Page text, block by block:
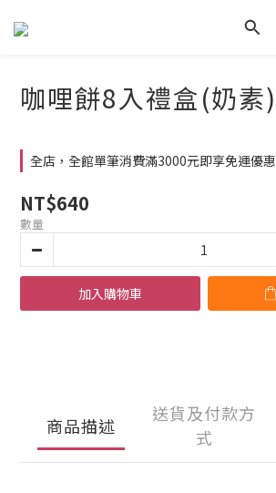
咖哩餅8入禮盒(奶素)
全店，全館單筆消費滿3000元即享免運優惠
NT$640
數量
加入購物車
商品描述
送貨及付款方
式